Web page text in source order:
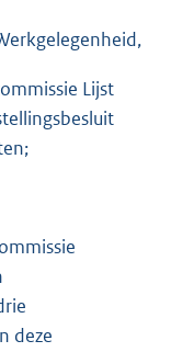
Lijst
deze